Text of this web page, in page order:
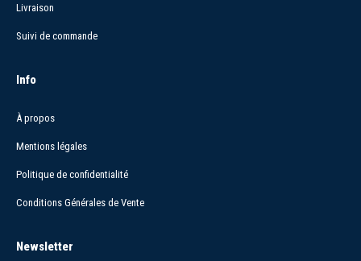
Livraison
Suivi de commande
Info
À propos
Mentions légales
Politique de confidentialité
Conditions Générales de Vente
Newsletter